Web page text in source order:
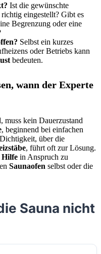
Ist die gewünschte
richtig eingestellt? Gibt es
Begrenzung oder eine
Selbst ein kurzes
oder Betriebs kann
bedeuten.
wann der Experte
kein Dauerzustand
, beginnend bei einfachen
über die
, führt oft zur Lösung.
Hilfe in Anspruch zu
Saunaofen selbst oder die
Sauna nicht